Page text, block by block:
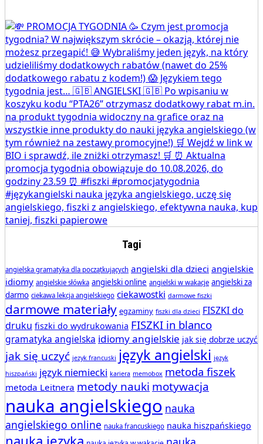
Tagi
angielska gramatyka dla początkujących angielski dla dzieci angielskie
idiomy angielskie słówka angielski online angielski w wakacje angielski za
darmo ciekawa lekcja angielskiego ciekawostki darmowe fiszki
darmowe materiały egzaminy fiszki dla dzieci FISZKI do
druku fiszki do wydrukowania FISZKI in blanco
gramatyka angielska idiomy angielskie jak się dobrze uczyć
jak się uczyć jezyk francuski język angielski język
hiszpański język niemiecki kariera memobox metoda fiszek
metoda Leitnera metody nauki motywacja
nauka angielskiego nauka
angielskiego online nauka francuskiego nauka hiszpańskiego
nauka języka